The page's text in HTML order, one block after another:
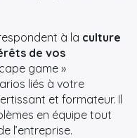
à la culture
de vos
game »
liés à votre
et formateur. Il
en équipe tout
l’entreprise.